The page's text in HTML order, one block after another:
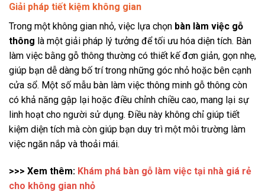
Giải pháp tiết kiệm không gian
Trong một không gian nhỏ, việc lựa chọn bàn làm việc gỗ
thông là một giải pháp lý tưởng để tối ưu hóa diện tích. Bàn
làm việc bằng gỗ thông thường có thiết kế đơn giản, gọn nhẹ,
giúp bạn dễ dàng bố trí trong những góc nhỏ hoặc bên cạnh
cửa sổ. Một số mẫu bàn làm việc thông minh gỗ thông còn
có khả năng gập lại hoặc điều chỉnh chiều cao, mang lại sự
linh hoạt cho người sử dụng. Điều này không chỉ giúp tiết
kiệm diện tích mà còn giúp bạn duy trì một môi trường làm
việc ngăn nắp và thoải mái.
>>> Xem thêm: Khám phá bàn gỗ làm việc tại nhà giá rẻ
cho không gian nhỏ